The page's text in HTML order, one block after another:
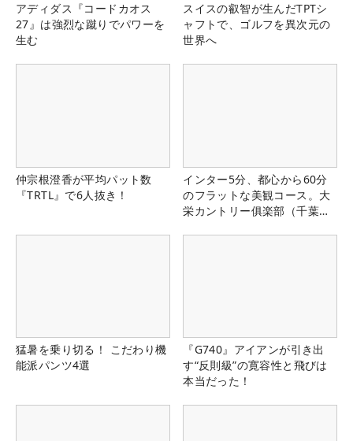
アディダス『コードカオス
27』は強烈な蹴りでパワーを
生む
スイスの叡智が生んだTPTシ
ャフトで、ゴルフを異次元の
世界へ
仲宗根澄香が平均パット数
『TRTL』で6人抜き！
インター5分、都心から60分
のフラットな美観コース。大
栄カントリー俱楽部（千葉
猛暑を乗り切る！ こだわり機
能派パンツ4選
『G740』アイアンが引き出
す“反則級”の寛容性と飛びは
本当だった！